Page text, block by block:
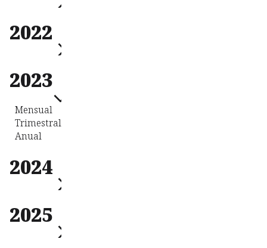
Trimestral
Anual
2022
Trimestral
Anual
2023
Mensual
Trimestral
Anual
2024
Trimestral
Anual
2025